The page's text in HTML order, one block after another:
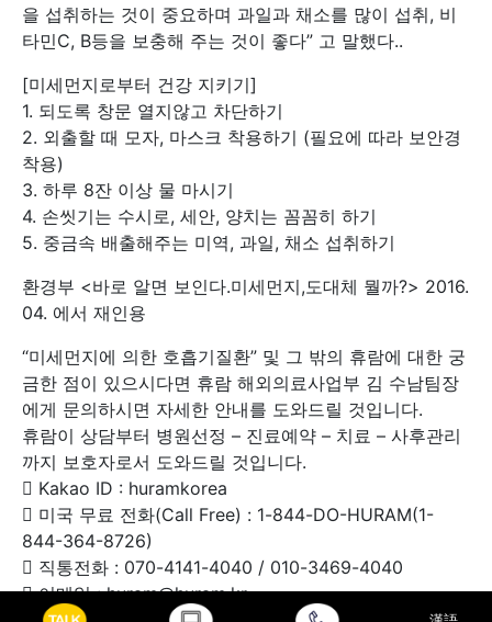
을 섭취하는 것이 중요하며 과일과 채소를 많이 섭취, 비
타민C, B등을 보충해 주는 것이 좋다” 고 말했다..
[미세먼지로부터 건강 지키기]
1. 되도록 창문 열지않고 차단하기
2. 외출할 때 모자, 마스크 착용하기 (필요에 따라 보안경
착용)
3. 하루 8잔 이상 물 마시기
4. 손씻기는 수시로, 세안, 양치는 꼼꼼히 하기
5. 중금속 배출해주는 미역, 과일, 채소 섭취하기
환경부 <바로 알면 보인다.미세먼지,도대체 뭘까?> 2016.
04. 에서 재인용
“미세먼지에 의한 호흡기질환” 및 그 밖의 휴람에 대한 궁
금한 점이 있으시다면 휴람 해외의료사업부 김 수남팀장
에게 문의하시면 자세한 안내를 도와드릴 것입니다.
휴람이 상담부터 병원선정 – 진료예약 – 치료 – 사후관리
까지 보호자로서 도와드릴 것입니다.
 Kakao ID : huramkorea
 미국 무료 전화(Call Free) : 1-844-DO-HURAM(1-
844-364-8726)
 직통전화 : 070-4141-4040 / 010-3469-4040
 이메일 : huram@huram.kr